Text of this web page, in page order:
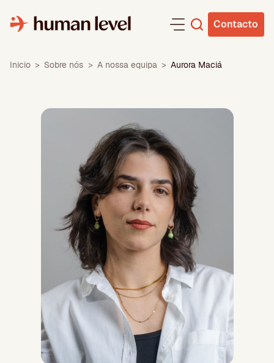
para
Contacto
Inicio > Sobre nós > A nossa equipa > Aurora Maciá